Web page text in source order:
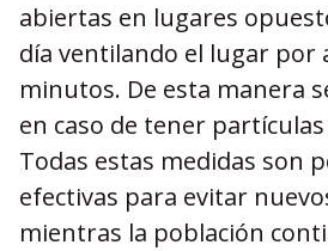
abiertas en lugares
día ventilando el lugar por
minutos. De esta manera
en caso de tener partículas
Todas estas medidas son
efectivas para evitar
mientras la población